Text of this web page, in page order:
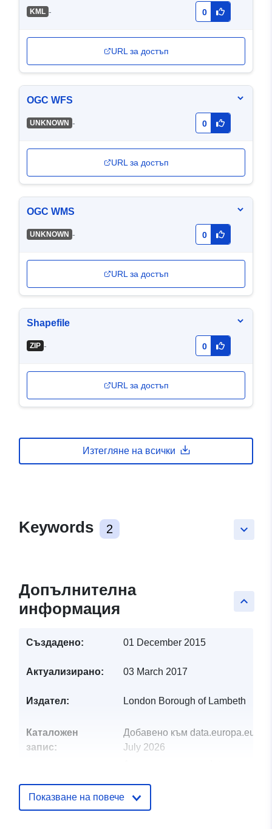
KML - 0
URL за достъп
OGC WFS
UNKNOWN - 0
URL за достъп
OGC WMS
UNKNOWN - 0
URL за достъп
Shapefile
ZIP - 0
URL за достъп
Изтегляне на всички
keyboard_arrow_down
Keywords 2
keyboard_arrow_up
Допълнителна
информация
Създадено: 01 December 2015
Актуализирано: 03 March 2017
Издател: London Borough of Lambeth
Каталожен
запис:
Добавено към data.europa.eu:
July 2026
uriRef:
http://data.europa.eu/88u/dataset/
Показване на повече